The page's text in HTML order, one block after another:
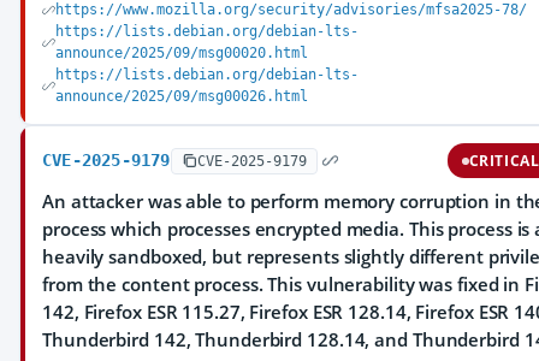
https://www.mozilla.org/security/advisories/mfsa2025-78/
https://lists.debian.org/debian-lts-
announce/2025/09/msg00020.html
https://lists.debian.org/debian-lts-
announce/2025/09/msg00026.html
CVE-2025-9179 CVE-2025-9179 CRITICAL
An attacker was able to perform memory corruption in
process which processes encrypted media. This process is
heavily sandboxed, but represents slightly different
from the content process. This vulnerability was fixed in
142, Firefox ESR 115.27, Firefox ESR 128.14, Firefox ESR
Thunderbird 142, Thunderbird 128.14, and Thunderbird